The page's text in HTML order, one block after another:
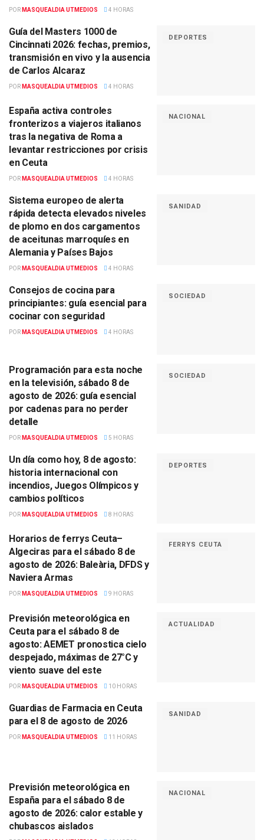
POR MASQUEALDIA UTMEDIOS 4 HORAS
DEPORTES
Guía del Masters 1000 de
Cincinnati 2026: fechas, premios,
transmisión en vivo y la ausencia
de Carlos Alcaraz
POR MASQUEALDIA UTMEDIOS 4 HORAS
NACIONAL
España activa controles
fronterizos a viajeros italianos
tras la negativa de Roma a
levantar restricciones por crisis
en Ceuta
POR MASQUEALDIA UTMEDIOS 4 HORAS
SANIDAD
Sistema europeo de alerta
rápida detecta elevados niveles
de plomo en dos cargamentos
de aceitunas marroquíes en
Alemania y Países Bajos
POR MASQUEALDIA UTMEDIOS 4 HORAS
SOCIEDAD
Consejos de cocina para
principiantes: guía esencial para
cocinar con seguridad
POR MASQUEALDIA UTMEDIOS 4 HORAS
SOCIEDAD
Programación para esta noche
en la televisión, sábado 8 de
agosto de 2026: guía esencial
por cadenas para no perder
detalle
POR MASQUEALDIA UTMEDIOS 5 HORAS
DEPORTES
Un día como hoy, 8 de agosto:
historia internacional con
incendios, Juegos Olímpicos y
cambios políticos
POR MASQUEALDIA UTMEDIOS 8 HORAS
FERRYS CEUTA
Horarios de ferrys Ceuta–
Algeciras para el sábado 8 de
agosto de 2026: Baleària, DFDS y
Naviera Armas
POR MASQUEALDIA UTMEDIOS 9 HORAS
ACTUALIDAD
Previsión meteorológica en
Ceuta para el sábado 8 de
agosto: AEMET pronostica cielo
despejado, máximas de 27°C y
viento suave del este
POR MASQUEALDIA UTMEDIOS 10 HORAS
SANIDAD
Guardias de Farmacia en Ceuta
para el 8 de agosto de 2026
POR MASQUEALDIA UTMEDIOS 11 HORAS
NACIONAL
Previsión meteorológica en
España para el sábado 8 de
agosto de 2026: calor estable y
chubascos aislados